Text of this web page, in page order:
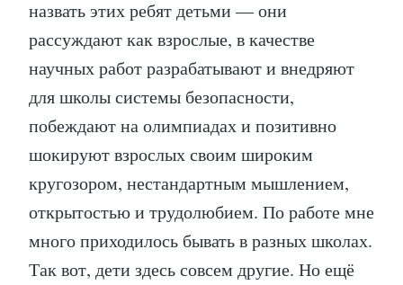
назвать этих ребят детьми — они
рассуждают как взрослые, в качестве
научных работ разрабатывают и внедряют
для школы системы безопасности,
побеждают на олимпиадах и позитивно
шокируют взрослых своим широким
кругозором, нестандартным мышлением,
открытостью и трудолюбием. По работе мне
много приходилось бывать в разных школах.
Так вот, дети здесь совсем другие. Но ещё